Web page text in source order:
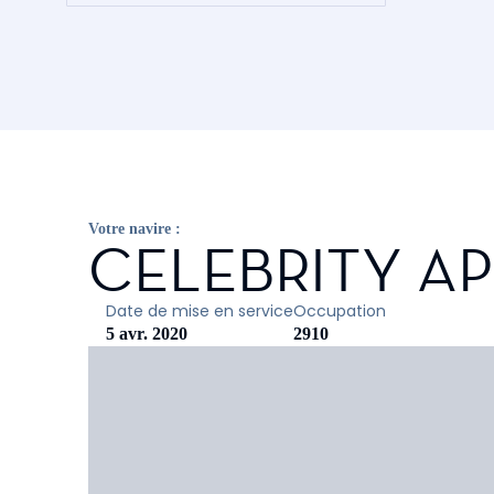
Votre navire :
CELEBRITY
Date de mise en service
5 avr. 2020
Occupation
2910